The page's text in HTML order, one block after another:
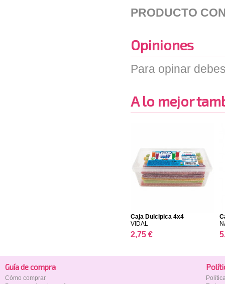
PRODUCTO
Opiniones
Para opinar
A lo mejor
Caja Dulcipica 4x4
VIDAL
2,75 €
Guía de compra
Cómo comprar